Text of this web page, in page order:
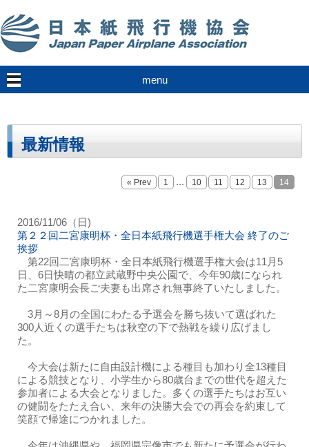
menu
最新情報
« Prev 1 ... 10 11 12 13 14
2016/11/06（日)
第２２回二宮康明杯・全日本紙飛行機選手権大会 終了のご
挨拶
第22回二宮康明杯・全日本紙飛行機選手権大会は11月5
日、6日快晴の都立武蔵野中央公園で、今年90歳になられ
た二宮康明会長ご夫妻も出席され無事終了いたしました。
3月～8月の全国にわたる予選会を勝ち抜いて選ばれた
300人近くの選手たちは秋空の下で熱戦を繰り広げまし
た。
今大会は新たに自由設計機による種目も加わり全13種目
による競技となり、小学生から80歳台までの世代を超えた
参加者による大会となりました。多くの選手たちはお互い
の健闘をたたえ合い、来年の決勝大会での再会を約束して
笑顔で帰途につかれました。